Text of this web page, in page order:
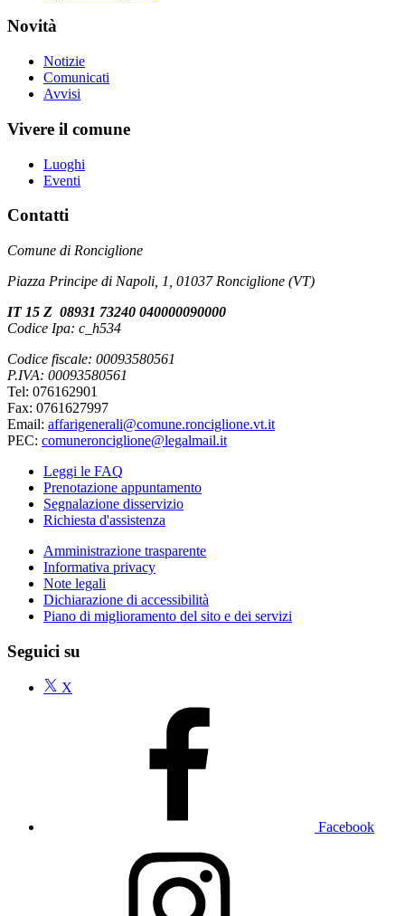
Novità
Notizie
Comunicati
Avvisi
Vivere il comune
Luoghi
Eventi
Contatti
Comune di Ronciglione
Piazza Principe di Napoli, 1, 01037 Ronciglione (VT)
IT 15 Z 08931 73240 040000090000
Codice Ipa: c_h534
Codice fiscale: 00093580561
P.IVA: 00093580561
Tel: 076162901
Fax: 0761627997
Email: affarigenerali@comune.ronciglione.vt.it
PEC: comuneronciglione@legalmail.it
Leggi le FAQ
Prenotazione appuntamento
Segnalazione disservizio
Richiesta d'assistenza
Amministrazione trasparente
Informativa privacy
Note legali
Dichiarazione di accessibilità
Piano di miglioramento del sito e dei servizi
Seguici su
X
Facebook